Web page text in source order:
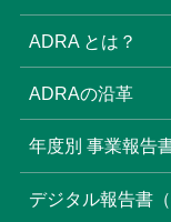
(6)
(8)
ADRA とは？
ADRAの沿革
年度別 事業報告
デジタル報告書